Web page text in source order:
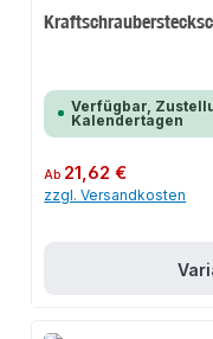
Verfügbar,
Kalendertagen
Regulärer Preis:
Ab 21,62 €
zzgl. Versandkosten